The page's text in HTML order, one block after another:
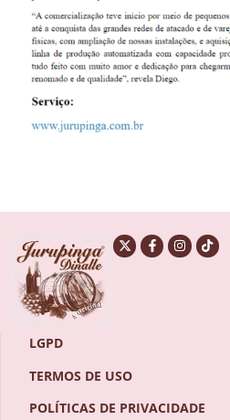
LGPD
TERMOS DE USO
POLÍTICAS DE PRIVACIDADE